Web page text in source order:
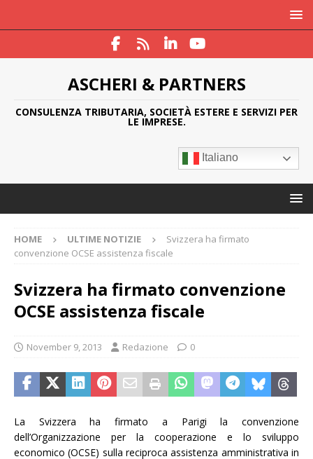
ASCHERI & PARTNERS
CONSULENZA TRIBUTARIA, SOCIETÀ ESTERE E SERVIZI PER
LE IMPRESE.
Italiano
HOME ULTIME NOTIZIE
Svizzera ha firmato
convenzione OCSE assistenza fiscale
Svizzera ha firmato convenzione
OCSE assistenza fiscale
November 9, 2013 Redazione 0
La Svizzera ha firmato a Parigi la convenzione
dell’Organizzazione per la cooperazione e lo sviluppo
economico (OCSE) sulla reciproca assistenza amministrativa in